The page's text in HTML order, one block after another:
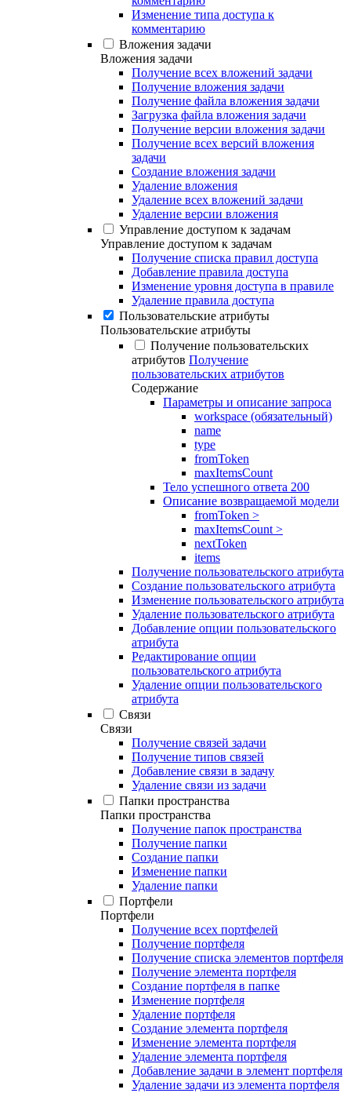
Изменение типа доступа к
комментарию
Вложения задачи
Вложения задачи
Получение всех вложений задачи
Получение вложения задачи
Получение файла вложения задачи
Загрузка файла вложения задачи
Получение версии вложения задачи
Получение всех версий вложения
задачи
Создание вложения задачи
Удаление вложения
Удаление всех вложений задачи
Удаление версии вложения
Управление доступом к задачам
Управление доступом к задачам
Получение списка правил доступа
Добавление правила доступа
Изменение уровня доступа в правиле
Удаление правила доступа
Пользовательские атрибуты
Пользовательские атрибуты
Получение пользовательских
атрибутов Получение
пользовательских атрибутов
Содержание
Параметры и описание запроса
workspace (обязательный)
name
type
fromToken
maxItemsCount
Тело успешного ответа 200
Описание возвращаемой модели
fromToken >
maxItemsCount >
nextToken
items
Получение пользовательского атрибута
Создание пользовательского атрибута
Изменение пользовательского атрибута
Удаление пользовательского атрибута
Добавление опции пользовательского
атрибута
Редактирование опции
пользовательского атрибута
Удаление опции пользовательского
атрибута
Связи
Связи
Получение связей задачи
Получение типов связей
Добавление связи в задачу
Удаление связи из задачи
Папки пространства
Папки пространства
Получение папок пространства
Получение папки
Создание папки
Изменение папки
Удаление папки
Портфели
Портфели
Получение всех портфелей
Получение портфеля
Получение списка элементов портфеля
Получение элемента портфеля
Создание портфеля в папке
Изменение портфеля
Удаление портфеля
Создание элемента портфеля
Изменение элемента портфеля
Удаление элемента портфеля
Добавление задачи в элемент портфеля
Удаление задачи из элемента портфеля